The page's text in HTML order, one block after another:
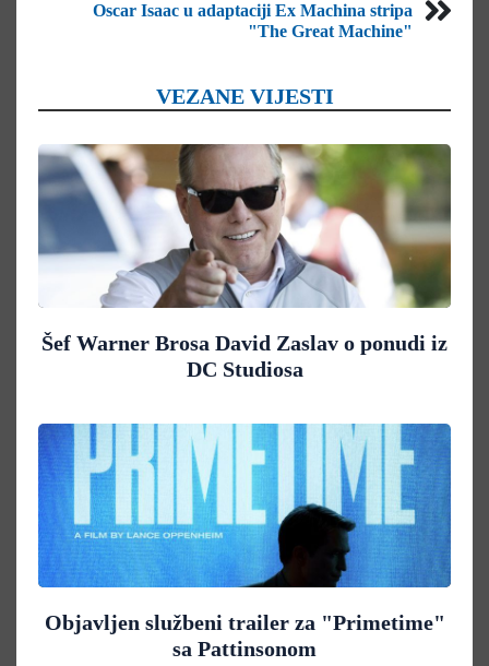
Oscar Isaac u adaptaciji Ex Machina stripa
"The Great Machine"
VEZANE VIJESTI
Šef Warner Brosa David Zaslav o ponudi iz
DC Studiosa
Objavljen službeni trailer za "Primetime"
sa Pattinsonom